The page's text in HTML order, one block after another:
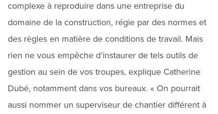
complexe à reproduire dans une entreprise du
domaine de la construction, régie par des normes et
des règles en matière de conditions de travail. Mais
rien ne vous empêche d’instaurer de tels outils de
gestion au sein de vos troupes, explique Catherine
Dubé, notamment dans vos bureaux. « On pourrait
aussi nommer un superviseur de chantier différent à